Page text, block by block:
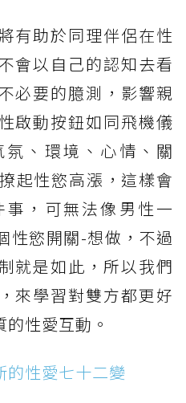
有助於同理伴侶在性
會以自己的認知去看
必要的臆測，影響親
啟動按鈕如同飛機儀
、環境、心情、關
起性慾高漲，這樣會
，可無法像男性一
性慾開關-想做，不過
就是如此，所以我們
來學習對雙方都更好
性愛互動。
的性愛七十二變